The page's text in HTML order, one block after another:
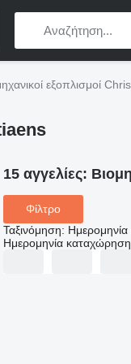
εξοπλισμοί
15 αγγελίες:
Φίλτρο
Ταξινόμηση:
Ημερομηνία